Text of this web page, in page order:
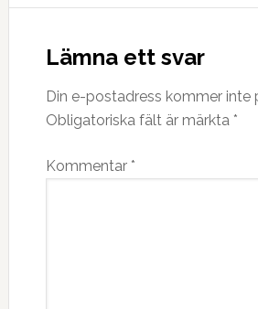
Lämna ett svar
Din e-postadress kommer inte
Obligatoriska fält är märkta *
Kommentar *